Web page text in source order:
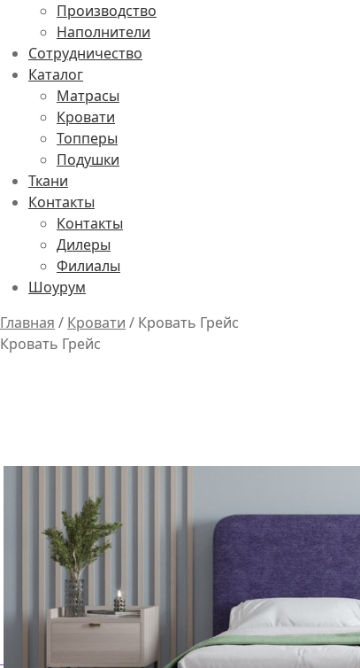
Производство
Наполнители
Сотрудничество
Каталог
Матрасы
Кровати
Топперы
Подушки
Ткани
Контакты
Контакты
Дилеры
Филиалы
Шоурум
Главная / Кровати / Кровать Грейс
Кровать Грейс